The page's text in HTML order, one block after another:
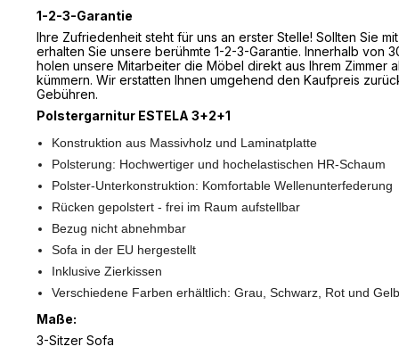
1-2-3-Garantie
Ihre Zufriedenheit steht für uns an erster Stelle! Sollten Sie
erhalten Sie unsere berühmte 1-2-3-Garantie. Innerhalb von
holen unsere Mitarbeiter die Möbel direkt aus Ihrem Zimmer
kümmern. Wir erstatten Ihnen umgehend den Kaufpreis
Gebühren.
Polstergarnitur ESTELA 3+2+1
Konstruktion aus Massivholz und Laminatplatte
Polsterung: Hochwertiger und hochelastischen HR-Schaum
Polster-Unterkonstruktion: Komfortable Wellenunterfederung
Rücken gepolstert - frei im Raum aufstellbar
Bezug nicht abnehmbar
Sofa in der EU hergestellt
Inklusive Zierkissen
Verschiedene Farben erhältlich: Grau, Schwarz, Rot und Gelb
Maße:
3-Sitzer Sofa